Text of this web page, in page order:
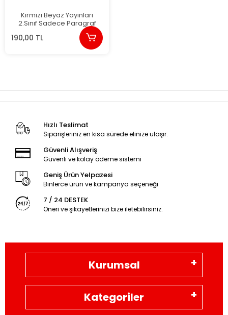
Kırmızı Beyaz Yayınları
2.Sınıf Sadece Paragraf
190,00 TL
Hızlı Teslimat
Siparişleriniz en kısa sürede elinize ulaşır.
Güvenli Alışveriş
Güvenli ve kolay ödeme sistemi
Geniş Ürün Yelpazesi
Binlerce ürün ve kampanya seçeneği
7 / 24 DESTEK
Öneri ve şikayetlerinizi bize iletebilirsiniz.
Kurumsal
Kategoriler